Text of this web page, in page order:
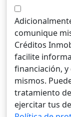
comunique
Créditos
facilite
financiación,
mismos.
tratamiento
ejercitar tus